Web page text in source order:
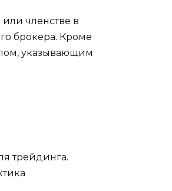
членстве в
брокера. Кроме
указывающим
трейдинга.